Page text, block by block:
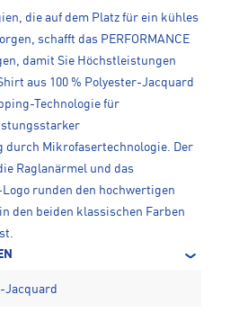
die auf dem Platz für ein kühles
schafft das PERFORMANCE
damit Sie Höchstleistungen
aus 100 % Polyester-Jacquard
Technologie für
durch Mikrofasertechnologie. Der
Raglanärmel und das
runden den hochwertigen
den beiden klassischen Farben
Jacquard